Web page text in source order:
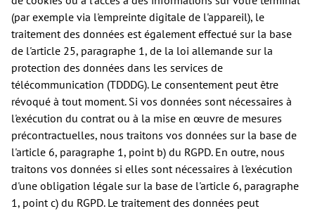
(par exemple via l'empreinte digitale de l'appareil), le
traitement des données est également effectué sur la base
de l'article 25, paragraphe 1, de la loi allemande sur la
protection des données dans les services de
télécommunication (TDDDG). Le consentement peut être
révoqué à tout moment. Si vos données sont nécessaires à
l'exécution du contrat ou à la mise en œuvre de mesures
précontractuelles, nous traitons vos données sur la base de
l'article 6, paragraphe 1, point b) du RGPD. En outre, nous
traitons vos données si elles sont nécessaires à l'exécution
d'une obligation légale sur la base de l'article 6, paragraphe
1, point c) du RGPD. Le traitement des données peut